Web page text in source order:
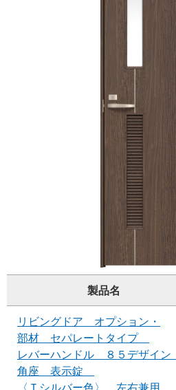
製品名
リビングドア オプション・
部材 セパレートタイプ
レバーハンドル ８５デザイン
角座 表示錠
〈Ｔシルバー色〉 左右兼用